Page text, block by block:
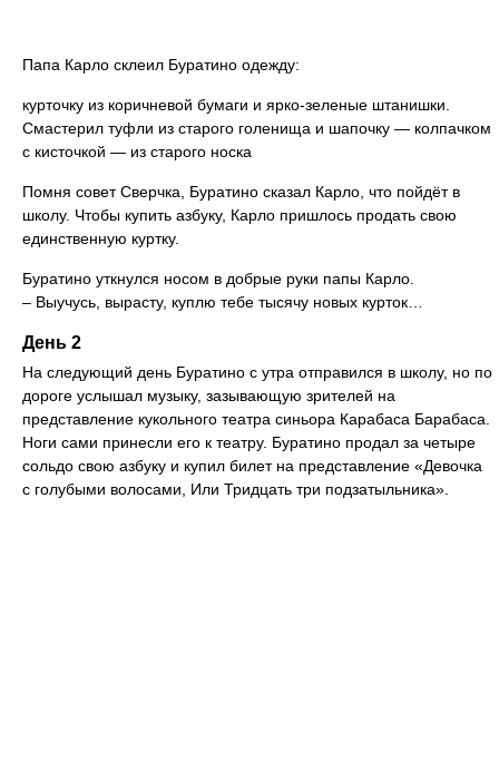
Папа Карло склеил Буратино одежду:
курточку из коричневой бумаги и ярко-зеленые штанишки.
Смастерил туфли из старого голенища и шапочку — колпачком
с кисточкой — из старого носка
Помня совет Сверчка, Буратино сказал Карло, что пойдёт в
школу. Чтобы купить азбуку, Карло пришлось продать свою
единственную куртку.
Буратино уткнулся носом в добрые руки папы Карло.
– Выучусь, вырасту, куплю тебе тысячу новых курток…
День 2
На следующий день Буратино с утра отправился в школу, но по
дороге услышал музыку, зазывающую зрителей на
представление кукольного театра синьора Карабаса Барабаса.
Ноги сами принесли его к театру. Буратино продал за четыре
сольдо свою азбуку и купил билет на представление «Девочка
с голубыми волосами, Или Тридцать три подзатыльника».